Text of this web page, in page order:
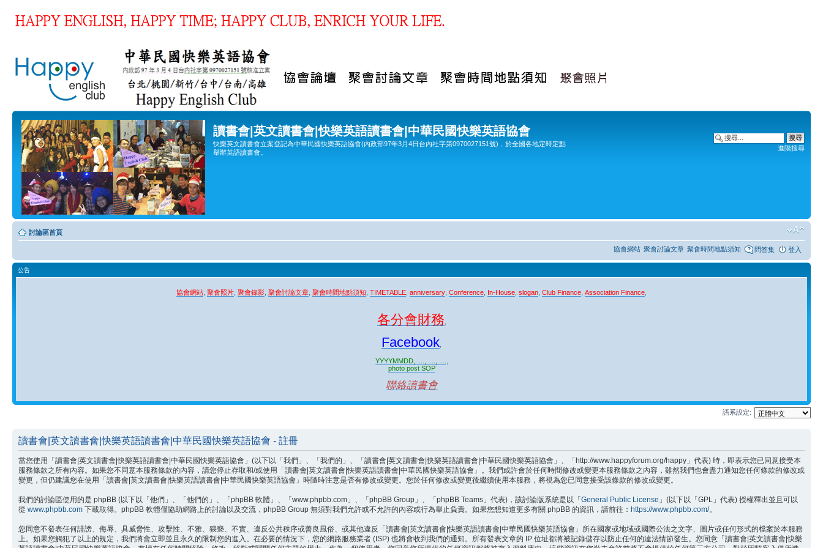
讀書會|英文讀書會|快樂英語讀書會|中華民國快樂英語協會
快樂英文讀書會立案登記為中華民國快樂英語協會(內政部97年3月4日台內社字第0970027151號)，於全國各地定時定點
舉辦英語讀書會。
進階搜尋
討論區首頁
協會網站 聚會討論文章 聚會時間地點須知 問答集 登入
公告
協會網站 聚會照片 聚會錄影 聚會討論文章 聚會時間地點須知 TIMETABLE anniversary Conference In-House slogan Club Finance Association Finance
各分會財務
Facebook
YYYYMMDD, ...., ...., ....
photo post SOP
聯絡讀書會
語系設定:
讀書會|英文讀書會|快樂英語讀書會|中華民國快樂英語協會 - 註冊
當您使用「讀書會|英文讀書會|快樂英語讀書會|中華民國快樂英語協會」(以下以「我們」、「我們的」、「讀書會|英文讀書會|快樂英語讀書會|中華民國快樂英語協會」、「http://www.happyforum.org/happy」代表) 時，即表示您已同意接受本
服務條款之所有內容。如果您不同意本服務條款的內容，請您停止存取和/或使用「讀書會|英文讀書會|快樂英語讀書會|中華民國快樂英語協會」。我們或許會於任何時間修改或變更本服務條款之內容，雖然我們也會盡力通知您任何條款的修改或
變更，但仍建議您在使用「讀書會|英文讀書會|快樂英語讀書會|中華民國快樂英語協會」時隨時注意是否有修改或變更。您於任何修改或變更後繼續使用本服務，將視為您已同意接受該條款的修改或變更。
我們的討論區使用的是 phpBB (以下以「他們」、「他們的」、「phpBB 軟體」、「www.phpbb.com」、「phpBB Group」、「phpBB Teams」代表)，該討論版系統是以「General Public License 」(以下以「GPL」代表) 授權釋出並且可以
從 www.phpbb.com 下載取得。phpBB 軟體僅協助網路上的討論以及交流，phpBB Group 無須對我們允許或不允許的內容或行為舉止負責。如果您想知道更多有關 phpBB 的資訊，請前往： https://www.phpbb.com/。
您同意不發表任何誹謗、侮辱、具威脅性、攻擊性、不雅、猥褻、不實、違反公共秩序或善良風俗、或其他違反「讀書會|英文讀書會|快樂英語讀書會|中華民國快樂英語協會」所在國家或地域或國際公法之文字、圖片或任何形式的檔案於本服務
上。如果您觸犯了以上的規定，我們將會立即並且永久的限制您的進入。在必要的情況下，您的網路服務業者 (ISP) 也將會收到我們的通知。所有發表文章的 IP 位址都將被記錄儲存以防止任何的違法情節發生。您同意「讀書會|英文讀書會|快樂